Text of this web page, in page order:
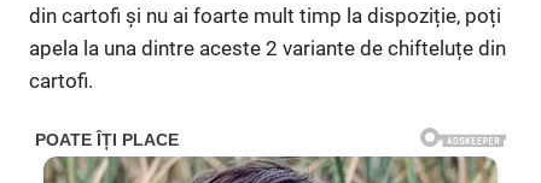
din cartofi și nu ai foarte mult timp la dispoziție, poți
apela la una dintre aceste 2 variante de chifteluțe din
cartofi.